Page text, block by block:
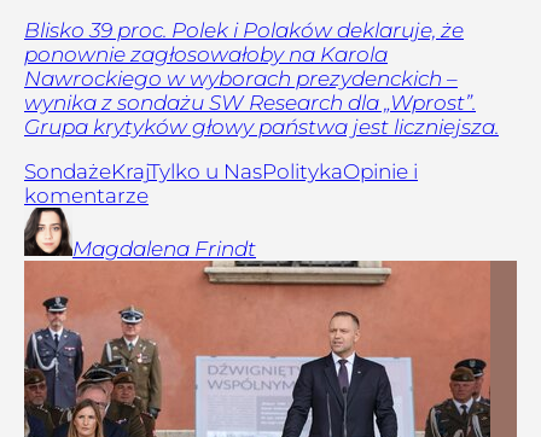
Blisko 39 proc. Polek i Polaków deklaruje, że
ponownie zagłosowałoby na Karola
Nawrockiego w wyborach prezydenckich –
wynika z sondażu SW Research dla „Wprost”.
Grupa krytyków głowy państwa jest liczniejsza.
SondażeKrajTylko u NasPolitykaOpinie i
komentarze
Magdalena Frindt